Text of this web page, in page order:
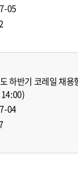
05
하반기 코레일 채용
04